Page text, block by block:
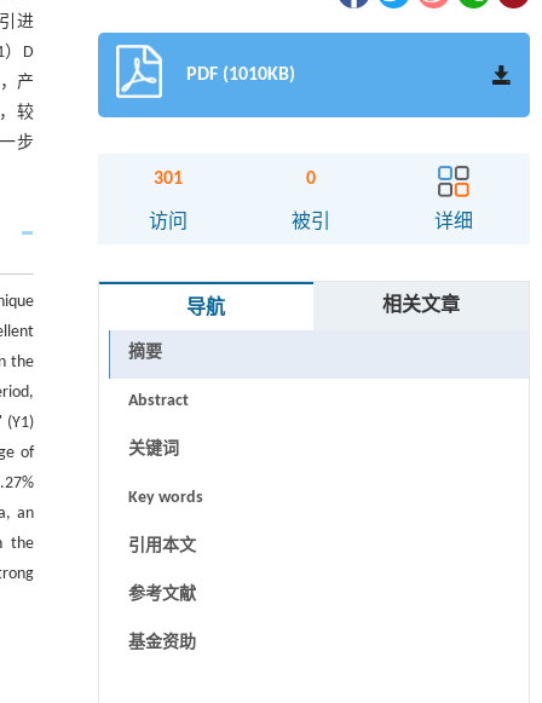
进
）D
产
，较
步
the
(Y1)
of
an
the
PDF (1010KB)
301
访问
0
被引 详细
导航 相关文章
摘要
Abstract
关键词
Key words
引用本文
参考文献
基金资助